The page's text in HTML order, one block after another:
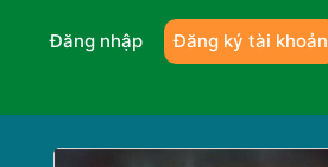
Đăng nhập Đăng ký tài khoản